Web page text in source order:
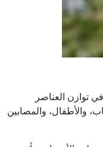
توازن العناصر
والأطفال، والمصابين